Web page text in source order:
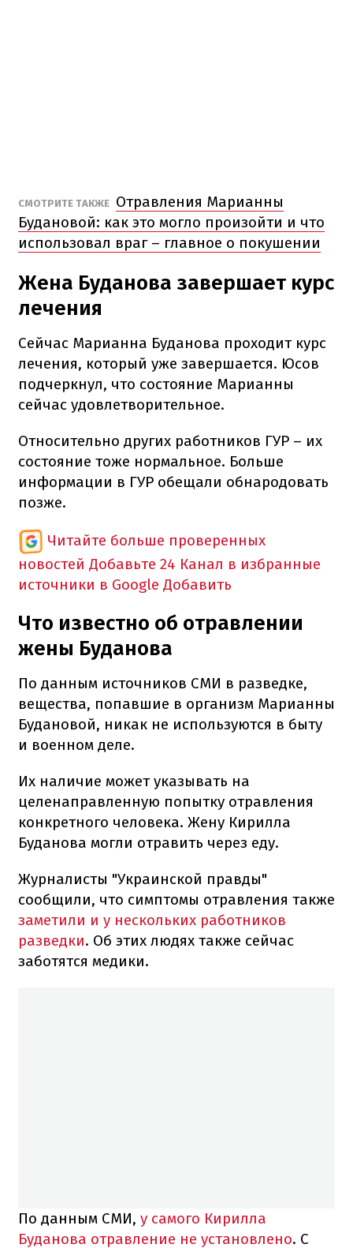
СМОТРИТЕ ТАКЖЕ Отравления Марианны
Будановой: как это могло произойти и что
использовал враг – главное о покушении
Жена Буданова завершает курс
лечения
Сейчас Марианна Буданова проходит курс
лечения, который уже завершается. Юсов
подчеркнул, что состояние Марианны
сейчас удовлетворительное.
Относительно других работников ГУР – их
состояние тоже нормальное. Больше
информации в ГУР обещали обнародовать
позже.
Читайте больше проверенных
новостей Добавьте 24 Канал в избранные
источники в Google Добавить
Что известно об отравлении
жены Буданова
По данным источников СМИ в разведке,
вещества, попавшие в организм Марианны
Будановой, никак не используются в быту
и военном деле.
Их наличие может указывать на
целенаправленную попытку отравления
конкретного человека. Жену Кирилла
Буданова могли отравить через еду.
Журналисты "Украинской правды"
сообщили, что симптомы отравления также
заметили и у нескольких работников
разведки. Об этих людях также сейчас
заботятся медики.
По данным СМИ, у самого Кирилла
Буданова отравление не установлено. С